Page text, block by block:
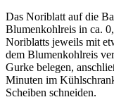
Das Noriblatt auf die
Blumenkohlreis in ca.
Noriblatts jeweils mit
dem Blumenkohlreis
Gurke belegen,
Minuten im
Scheiben schneiden.